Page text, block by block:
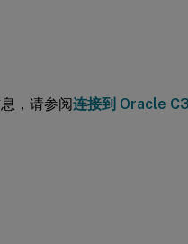
，请参阅连接到 Oracle C3